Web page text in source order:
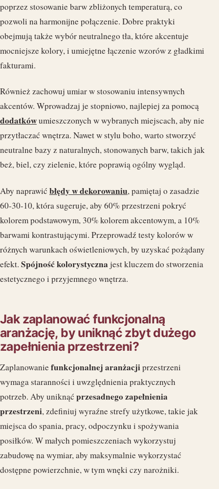
poprzez stosowanie barw zbliżonych temperaturą, co
pozwoli na harmonijne połączenie. Dobre praktyki
obejmują także wybór neutralnego tła, które akcentuje
mocniejsze kolory, i umiejętne łączenie wzorów z gładkimi
fakturami.
Również zachowuj umiar w stosowaniu intensywnych
akcentów. Wprowadzaj je stopniowo, najlepiej za pomocą
dodatkówumieszczonych w wybranych miejscach, aby nie
przytłaczać wnętrza. Nawet w stylu boho, warto stworzyć
neutralne bazy z naturalnych, stonowanych barw, takich jak
beż, biel, czy zielenie, które poprawią ogólny wygląd.
Aby naprawić błędy w dekorowaniu, pamiętaj o zasadzie
60-30-10, która sugeruje, aby 60% przestrzeni pokryć
kolorem podstawowym, 30% kolorem akcentowym, a 10%
barwami kontrastującymi. Przeprowadź testy kolorów w
różnych warunkach oświetleniowych, by uzyskać pożądany
efekt. Spójność kolorystyczna jest kluczem do stworzenia
estetycznego i przyjemnego wnętrza.
Jak zaplanować funkcjonalną
aranżację, by uniknąć zbyt dużego
zapełnienia przestrzeni?
Zaplanowaniefunkcjonalnej aranżacjiprzestrzeni
wymaga staranności i uwzględnienia praktycznych
potrzeb. Aby uniknąć przesadnego zapełnienia
przestrzeni, zdefiniuj wyraźne strefy użytkowe, takie jak
miejsca do spania, pracy, odpoczynku i spożywania
posiłków. W małych pomieszczeniach wykorzystuj
zabudowę na wymiar, aby maksymalnie wykorzystać
dostępne powierzchnie, w tym wnęki czy narożniki.